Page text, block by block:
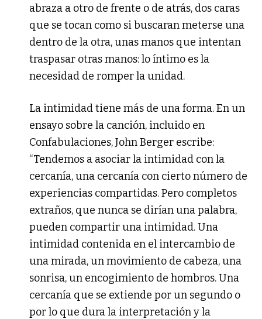
abraza a otro de frente o de atrás, dos caras
que se tocan como si buscaran meterse una
dentro de la otra, unas manos que intentan
traspasar otras manos: lo íntimo es la
necesidad de romper la unidad.
La intimidad tiene más de una forma. En un
ensayo sobre la canción, incluido en
Confabulaciones, John Berger escribe:
“Tendemos a asociar la intimidad con la
cercanía, una cercanía con cierto número de
experiencias compartidas. Pero completos
extraños, que nunca se dirían una palabra,
pueden compartir una intimidad. Una
intimidad contenida en el intercambio de
una mirada, un movimiento de cabeza, una
sonrisa, un encogimiento de hombros. Una
cercanía que se extiende por un segundo o
por lo que dura la interpretación y la